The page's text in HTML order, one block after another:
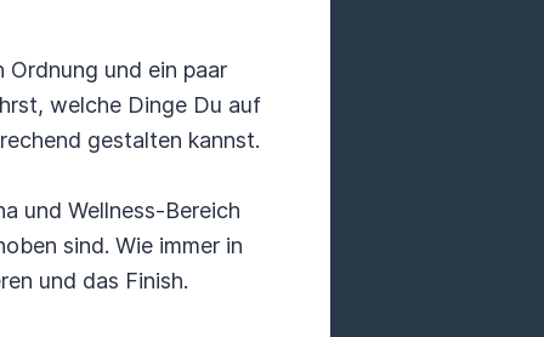
Ordnung und ein paar
welche Dinge Du auf
gestalten kannst.
und Wellness-Bereich
sind. Wie immer in
und das Finish.